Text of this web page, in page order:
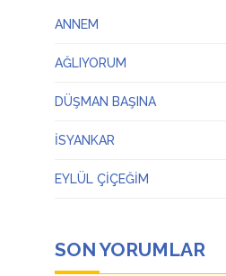
ANNEM
AĞLIYORUM
DÜŞMAN BAŞINA
İSYANKAR
EYLÜL ÇİÇEĞİM
SON YORUMLAR